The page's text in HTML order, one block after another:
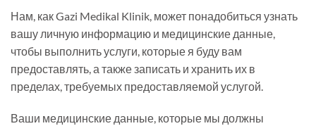
Нам, как Gazi Medikal Klinik, может понадобиться узнать
вашу личную информацию и медицинские данные,
чтобы выполнить услуги, которые я буду вам
предоставлять, а также записать и хранить их в
пределах, требуемых предоставляемой услугой.
Ваши медицинские данные, которые мы должны